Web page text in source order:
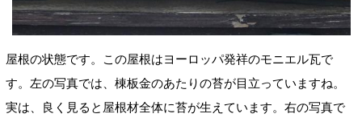
屋根の状態です。この屋根はヨーロッパ発祥のモニエル瓦で
す。 左の写真では、棟板金のあたりの苔が目立っていますね。
実は、良く見ると屋根材全体に苔が生えています。 右の写真で